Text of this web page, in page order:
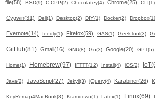
file(58) BSD(9) C-CPP(2) Chocolatey(4) Chrome(25) CLI(1)
Cygwin(31) Dell(1) Desktop(2) DIY(1) Docker(2)
Evernote(14) feedly(1) Firefox(59) GAS(1) GeekTool(3)
GitHub(81) Gmail(16) GNU(8) Go(3) Google(20) GPT(5)
Home(1) Homebrew(97) IFTTT(12) Install(4) iOS(2)
Java(2) JavaScript(27) Jekyll(3) jQuery(4) Karabiner(26)
KeyRemap4MacBook(8) Kramdown(1) Latex(1) Linux(69)